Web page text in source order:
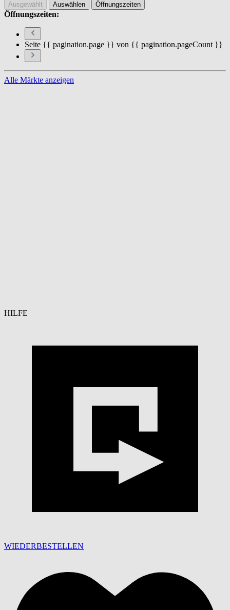
Ausgewählt Auswählen Öffnungszeiten
Öffnungszeiten:
Seite {{ pagination.page }} von {{ pagination.pageCount }}
Alle Märkte anzeigen
HILFE
WIEDERBESTELLEN